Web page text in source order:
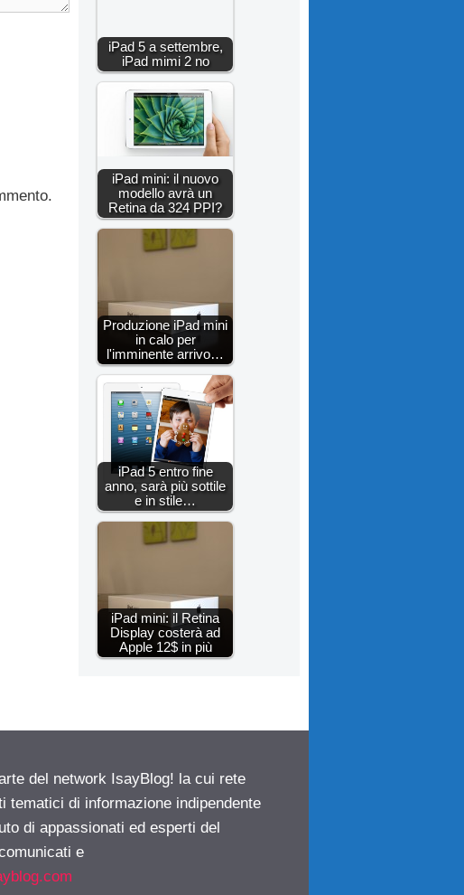
iPad 5 a settembre,
iPad mimi 2 no
iPad mini: il nuovo
modello avrà un
Retina da 324 PPI?
Produzione iPad mini
in calo per
l'imminente arrivo…
iPad 5 entro fine
anno, sarà più sottile
e in stile…
iPad mini: il Retina
Display costerà ad
Apple 12$ in più
del network IsayBlog! la cui rete
tematici di informazione indipendente
di appassionati ed esperti del
e